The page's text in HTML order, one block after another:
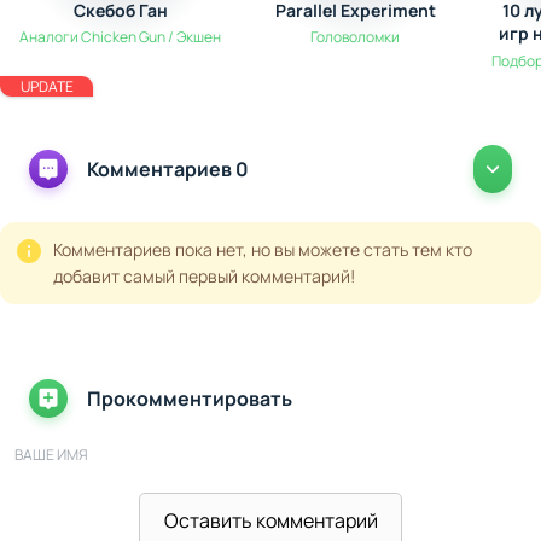
Скебоб Ган
Аналоги Chicken Gun / Экшен
UPDATE
Parallel Experiment
Головоломки
10
игр
Комментариев 0
Комментариев пока нет, но вы можете стать тем кто
добавит самый первый комментарий!
Прокомментировать
ВАШЕ ИМЯ
Оставить комментарий